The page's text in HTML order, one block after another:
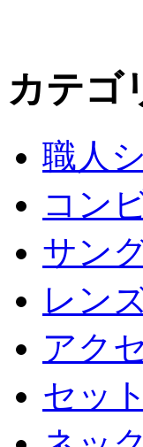
カテゴ
職人
コン
サン
レン
アク
セット